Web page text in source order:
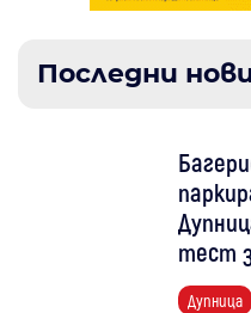
Последни
тест
Дупница